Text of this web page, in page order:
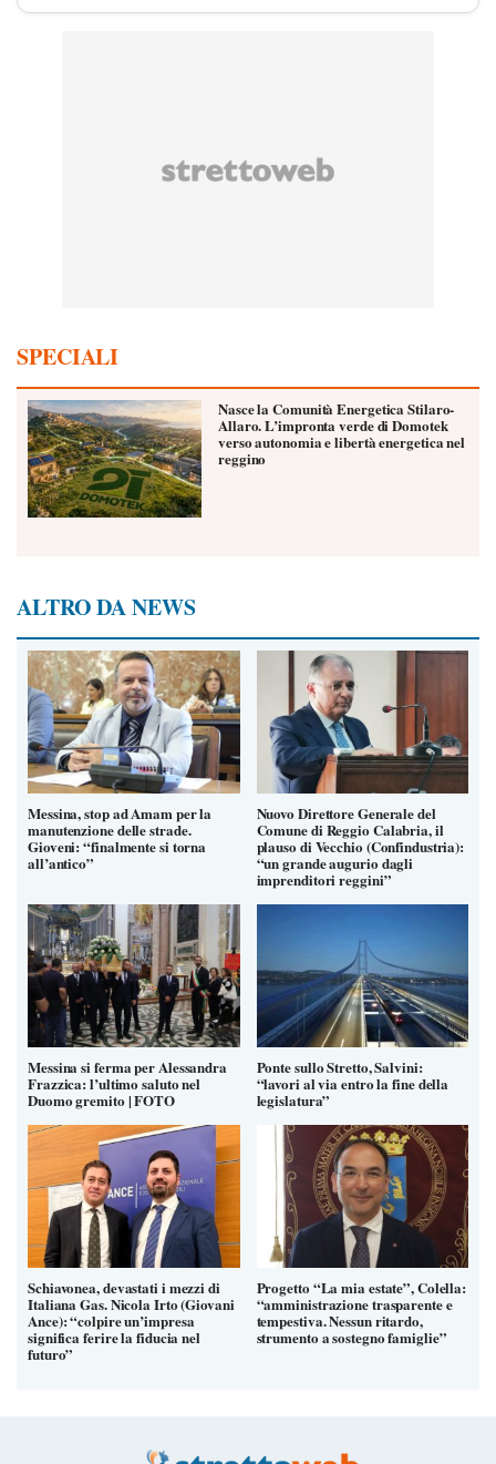
SPECIALI
Nasce la Comunità Energetica Stilaro-
Allaro. L’impronta verde di Domotek
verso autonomia e libertà energetica nel
reggino
ALTRO DA NEWS
Messina, stop ad Amam per la
manutenzione delle strade.
Gioveni: “finalmente si torna
all’antico”
Nuovo Direttore Generale del
Comune di Reggio Calabria, il
plauso di Vecchio (Confindustria):
“un grande augurio dagli
imprenditori reggini”
Messina si ferma per Alessandra
Frazzica: l’ultimo saluto nel
Duomo gremito | FOTO
Ponte sullo Stretto, Salvini:
“lavori al via entro la fine della
legislatura”
Schiavonea, devastati i mezzi di
Italiana Gas. Nicola Irto (Giovani
Ance): “colpire un’impresa
significa ferire la fiducia nel
futuro”
Progetto “La mia estate”, Colella:
“amministrazione trasparente e
tempestiva. Nessun ritardo,
strumento a sostegno famiglie”